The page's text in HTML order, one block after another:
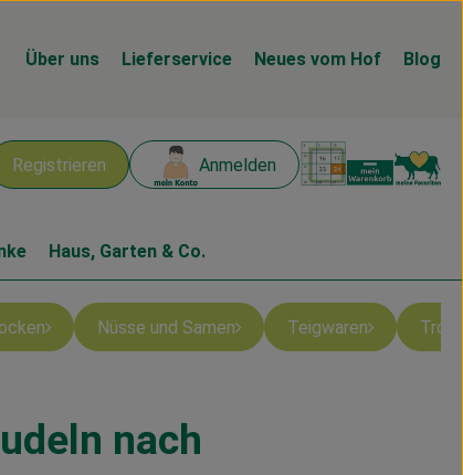
Über uns Lieferservice Neues vom Hof Blog
Registrieren Anmelden
Haus, Garten & Co.
Nüsse und Samen Teigwaren
nach